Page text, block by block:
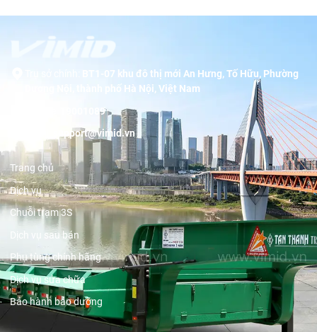
BT1-07 khu đô thị mới An Hưng, Tố Hữu, Phường
Dương Nội, thành phố Hà Nội, Việt Nam
19001089
support@vimid.vn
Trang chủ
Dịch vụ
Chuỗi trạm 3S
Dịch vụ sau bán
Phụ tùng chính hãng
Dịch vụ sửa chữa
Bảo hành bảo dưỡng